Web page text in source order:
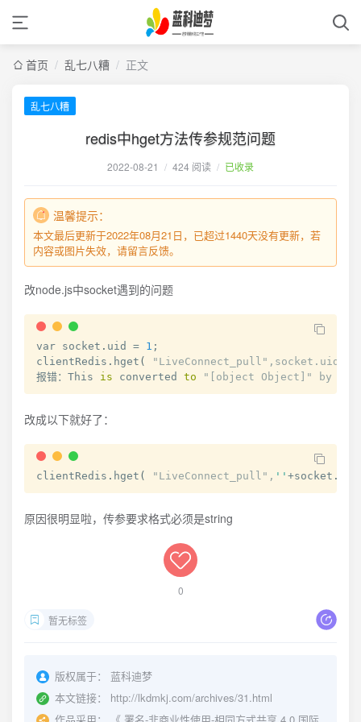
首页 / 乱七八糟 / 正文
乱七八糟
redis中hget方法传参规范问题
2022-08-21 / 424 阅读 / 已收录
温馨提示：
本文最后更新于2022年08月21日，已超过1440天没有更新，若
内容或图片失效，请留言反馈。
改node.js中socket遇到的问题
var socket . uid = 1 ;
clientRedis . hget (
"LiveConnect_pull",socket.uid);
报错：This is converted to "[object Object]" by
改成以下就好了：
clientRedis . hget ( "LiveConnect_pull", '' +socket .
原因很明显啦，传参要求格式必须是string
0
暂无标签
版权属于：
蓝科迪梦
本文链接：
http://lkdmkj.com/archives/31.html